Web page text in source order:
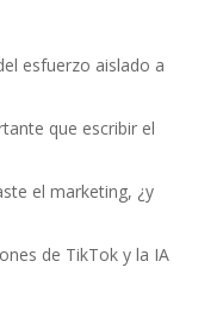
esfuerzo aislado a
que escribir el
el marketing, ¿y
de TikTok y la IA